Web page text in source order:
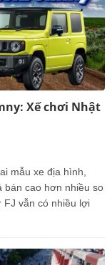
Xế chơi Nhật
mẫu xe địa hình,
bán cao hơn nhiều so
FJ vẫn có nhiều lợi